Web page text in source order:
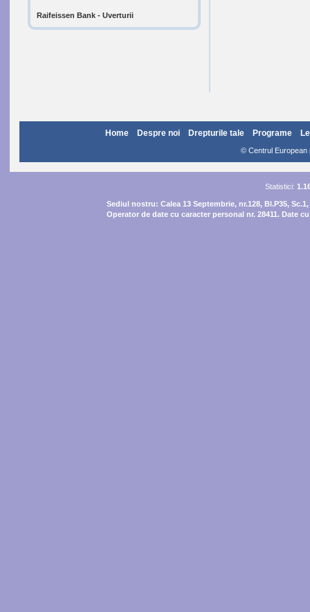
Raifeissen Bank - Uverturii
Home Despre noi Drepturile tale Programe
© Centrul European
Statistici:
Sediul nostru: Calea 13 Septembrie, nr.128, Bl.P35,
Operator de date cu caracter personal nr. 28411. Date